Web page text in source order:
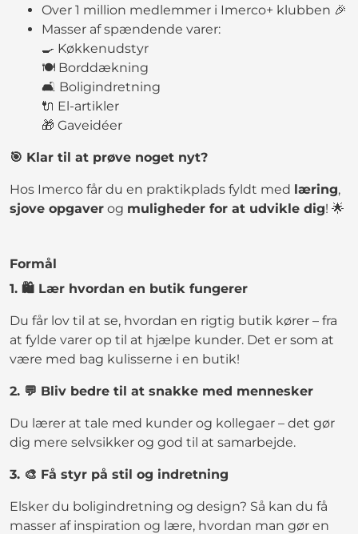
Over 1 million medlemmer i Imerco+ klubben 🎉
Masser af spændende varer:
🍳 Køkkenudstyr
🍽️ Borddækning
🛋️ Boligindretning
🔌 El-artikler
🎁 Gaveidéer
🎯 Klar til at prøve noget nyt?
Hos Imerco får du en praktikplads fyldt med læring,
sjove opgaver og muligheder for at udvikle dig! 🌟
Formål
1. 🛍️ Lær hvordan en butik fungerer
Du får lov til at se, hvordan en rigtig butik kører – fra
at fylde varer op til at hjælpe kunder. Det er som at
være med bag kulisserne i en butik!
2. 💬 Bliv bedre til at snakke med mennesker
Du lærer at tale med kunder og kollegaer – det gør
dig mere selvsikker og god til at samarbejde.
3. 🎨 Få styr på stil og indretning
Elsker du boligindretning og design? Så kan du få
masser af inspiration og lære, hvordan man gør en